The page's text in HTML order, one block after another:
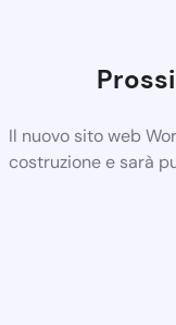
Il nuovo sito web
costruzione e sarà